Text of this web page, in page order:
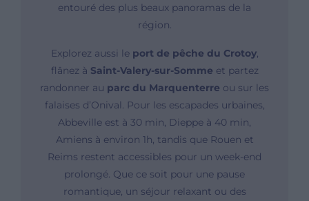
entouré des plus beaux panoramas de la
région.
Explorez aussi le port de pêche du Crotoy,
flânez à Saint-Valery-sur-Somme et partez
randonner au parc du Marquenterre ou sur les
falaises d’Onival. Pour les escapades urbaines,
Abbeville est à 30 min, Dieppe à 40 min,
Amiens à environ 1h, tandis que Rouen et
Reims restent accessibles pour un week-end
prolongé. Que ce soit pour une pause
romantique, un séjour relaxant ou des